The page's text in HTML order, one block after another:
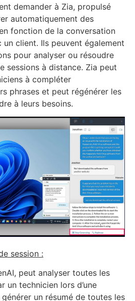
demander à Zia, propulsé
automatiquement des
fonction de la conversation
un client. Ils peuvent également
pour analyser ou résoudre
sessions à distance. Zia peut
à compléter
phrases et peut régénérer les
à leurs besoins.
session :
peut analyser toutes les
un technicien lors d’une
un résumé de toutes les